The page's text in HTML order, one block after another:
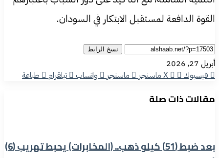
القوة الدافعة لمستقبل الابتكار في السودان.
نسخ الرابط
أبريل 27, 2026
فيسبوك
‫Xماسنجر ماسنجر واتساب تيلقرام طباعة
مقالات ذات صلة
بعد ضبط (51) كيلو ذهب.. (المخابرات) يحبط تهريب (6)